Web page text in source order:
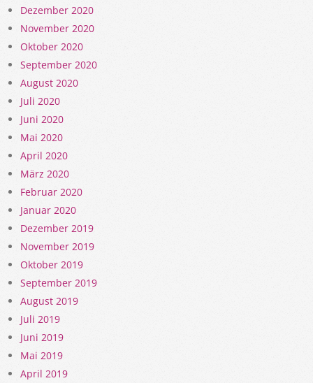
Dezember 2020
November 2020
Oktober 2020
September 2020
August 2020
Juli 2020
Juni 2020
Mai 2020
April 2020
März 2020
Februar 2020
Januar 2020
Dezember 2019
November 2019
Oktober 2019
September 2019
August 2019
Juli 2019
Juni 2019
Mai 2019
April 2019